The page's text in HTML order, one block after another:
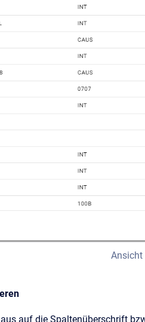
Ansicht
auf die Spaltenüberschrift